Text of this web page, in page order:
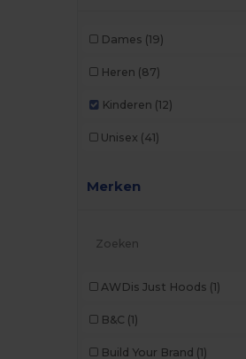
Dames (19)
Heren (87)
Kinderen (12)
Unisex (41)
Merken
AWDis Just Hoods (1)
B&C (1)
Build Your Brand (1)